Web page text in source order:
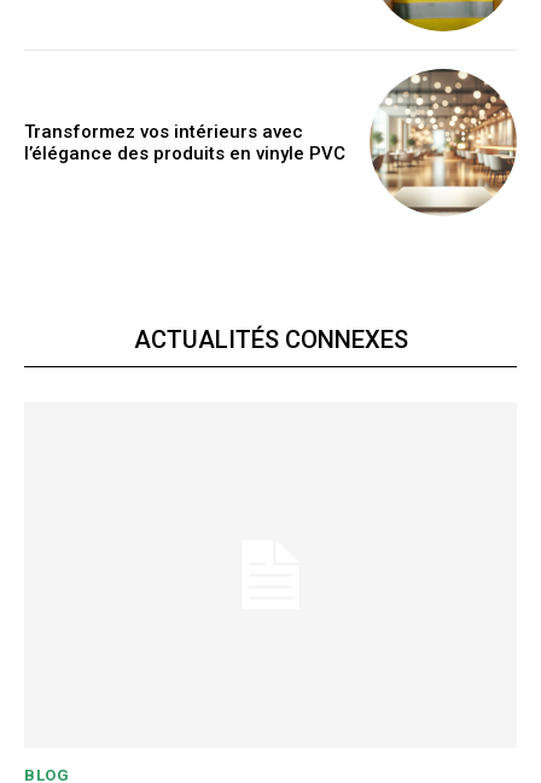
Transformez vos intérieurs avec
l’élégance des produits en vinyle PVC
ACTUALITÉS CONNEXES
BLOG